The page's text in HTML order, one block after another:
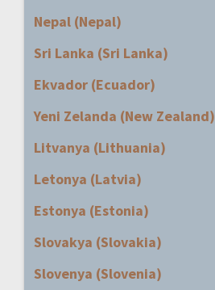
Nepal (Nepal)
Sri Lanka (Sri Lanka)
Ekvador (Ecuador)
Yeni Zelanda (New Zealand)
Litvanya (Lithuania)
Letonya (Latvia)
Estonya (Estonia)
Slovakya (Slovakia)
Slovenya (Slovenia)